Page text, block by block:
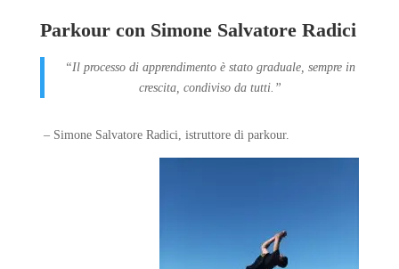
Parkour con Simone Salvatore Radici
“Il processo di apprendimento è stato graduale, sempre in
crescita, condiviso da tutti.”
– Simone Salvatore Radici, istruttore di parkour.